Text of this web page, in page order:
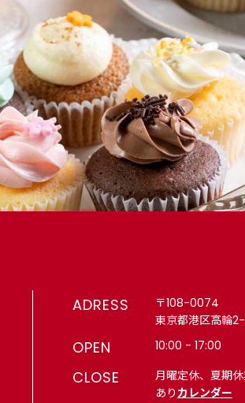
4,000円以上で冷凍配送無料（8月末まで）
会・インターン・内々定式（6月1日）
円以上で冷凍配送無料（8月末まで）
ADRESS
〒108-0074
東京都港区高輪
OPEN 10:00 - 17:00
CLOSE
月曜定休、夏期
あり カレンダー